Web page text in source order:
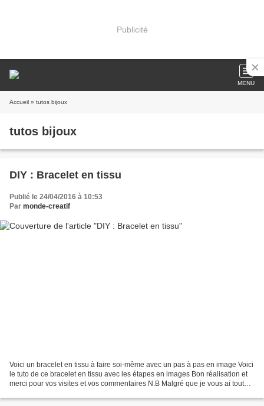
Publicité
MENU
Accueil » tutos bijoux
tutos bijoux
DIY : Bracelet en tissu
Publié le 24/04/2016 à 10:53
Par monde-creatif
Voici un bracelet en tissu à faire soi-même avec un pas à pas en image Voici
le tuto de ce bracelet en tissu avec les étapes en images Bon réalisation et
merci pour vos visites et vos commentaires N.B Malgré que je vous ai tout